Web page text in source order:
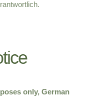
only, German